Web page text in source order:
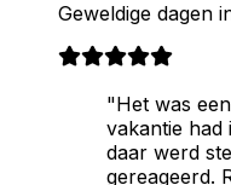
Geweldige dagen
"Het was
vakantie
daar werd
gereageerd.